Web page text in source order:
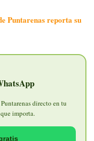
Puntarenas reporta su
directo en tu
importa.